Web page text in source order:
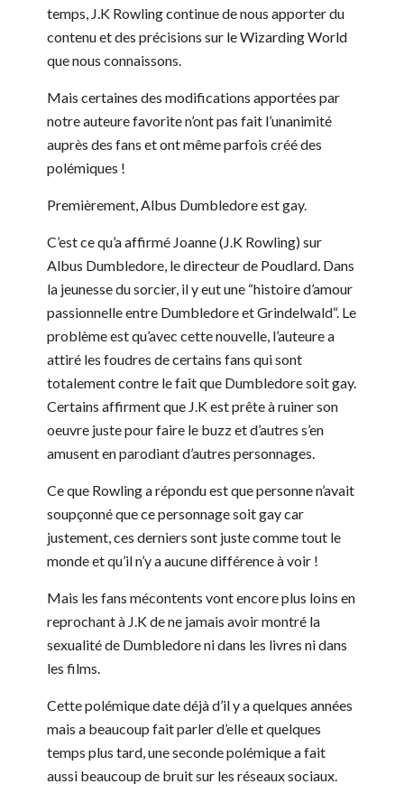
temps, J.K Rowling continue de nous apporter du
contenu et des précisions sur le Wizarding World
que nous connaissons.
Mais certaines des modifications apportées par
notre auteure favorite n’ont pas fait l’unanimité
auprès des fans et ont même parfois créé des
polémiques !
Premièrement, Albus Dumbledore est gay.
C’est ce qu’a affirmé Joanne (J.K Rowling) sur
Albus Dumbledore, le directeur de Poudlard. Dans
la jeunesse du sorcier, il y eut une “histoire d’amour
passionnelle entre Dumbledore et Grindelwald“. Le
problème est qu’avec cette nouvelle, l’auteure a
attiré les foudres de certains fans qui sont
totalement contre le fait que Dumbledore soit gay.
Certains affirment que J.K est prête à ruiner son
oeuvre juste pour faire le buzz et d’autres s’en
amusent en parodiant d’autres personnages.
Ce que Rowling a répondu est que personne n’avait
soupçonné que ce personnage soit gay car
justement, ces derniers sont juste comme tout le
monde et qu’il n’y a aucune différence à voir !
Mais les fans mécontents vont encore plus loins en
reprochant à J.K de ne jamais avoir montré la
sexualité de Dumbledore ni dans les livres ni dans
les films.
Cette polémique date déjà d’il y a quelques années
mais a beaucoup fait parler d’elle et quelques
temps plus tard, une seconde polémique a fait
aussi beaucoup de bruit sur les réseaux sociaux.